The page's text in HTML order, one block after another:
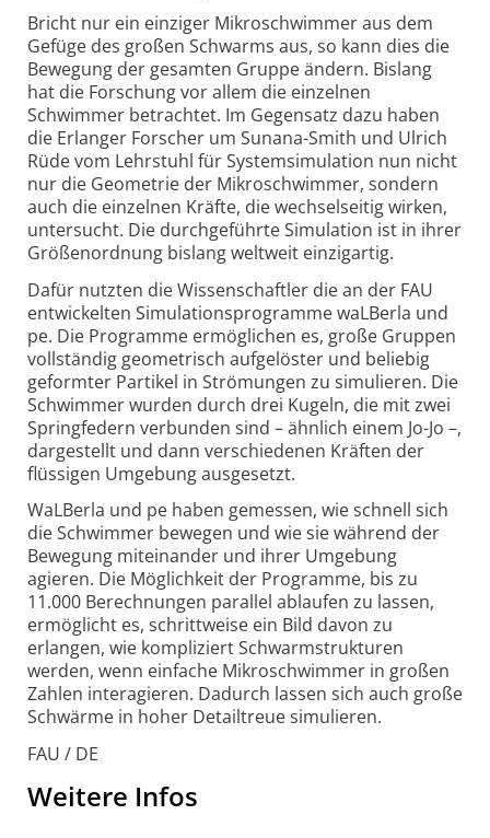
Bricht nur ein einziger Mikroschwimmer aus dem
Gefüge des großen Schwarms aus, so kann dies die
Bewegung der gesamten Gruppe ändern. Bislang
hat die Forschung vor allem die einzelnen
Schwimmer betrachtet. Im Gegensatz dazu haben
die Erlanger Forscher um Sunana-Smith und Ulrich
Rüde vom Lehrstuhl für System­simulation nun nicht
nur die Geometrie der Mikro­schwimmer, sondern
auch die einzelnen Kräfte, die wechselseitig wirken,
untersucht. Die durchgeführte Simulation ist in ihrer
Größen­ordnung bislang weltweit einzigartig.
Dafür nutzten die Wissenschaftler die an der FAU
entwickelten Simulations­programme waLBerla und
pe. Die Programme ermöglichen es, große Gruppen
vollständig geometrisch aufgelöster und beliebig
geformter Partikel in Strömungen zu simulieren. Die
Schwimmer wurden durch drei Kugeln, die mit zwei
Spring­federn verbunden sind – ähnlich einem Jo-Jo –,
dargestellt und dann verschiedenen Kräften der
flüssigen Umgebung ausgesetzt.
WaLBerla und pe haben gemessen, wie schnell sich
die Schwimmer bewegen und wie sie während der
Bewegung miteinander und ihrer Umgebung
agieren. Die Möglichkeit der Programme, bis zu
11.000 Berechnungen parallel ablaufen zu lassen,
ermöglicht es, schrittweise ein Bild davon zu
erlangen, wie kompliziert Schwarm­strukturen
werden, wenn einfache Mikro­schwimmer in großen
Zahlen interagieren. Dadurch lassen sich auch große
Schwärme in hoher Detailtreue simulieren.
FAU / DE
Weitere Infos